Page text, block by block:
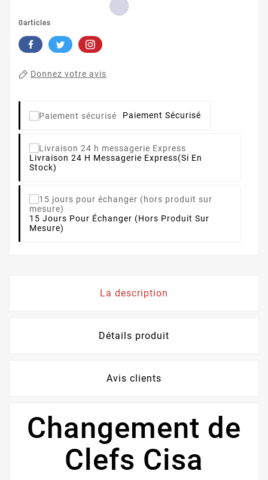
0articles
Donnez votre avis
Paiement Sécurisé
Livraison 24 H Messagerie Express(si En
Stock)
15 Jours Pour Échanger (hors Produit Sur
Mesure)
La description
Détails produit
Avis clients
Changement de
Clefs Cisa